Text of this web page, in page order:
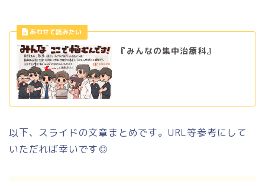
『みんなの集中治療科』
以下、スライドの文章まとめです。URL等参考にして
いただれば幸いです◎